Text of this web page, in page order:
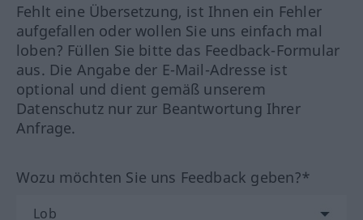
Fehlt eine Übersetzung, ist Ihnen ein Fehler
aufgefallen oder wollen Sie uns einfach mal
loben? Füllen Sie bitte das Feedback-Formular
aus. Die Angabe der E-Mail-Adresse ist
optional und dient gemäß unserem
Datenschutz nur zur Beantwortung Ihrer
Anfrage.
Wozu möchten Sie uns Feedback geben?*